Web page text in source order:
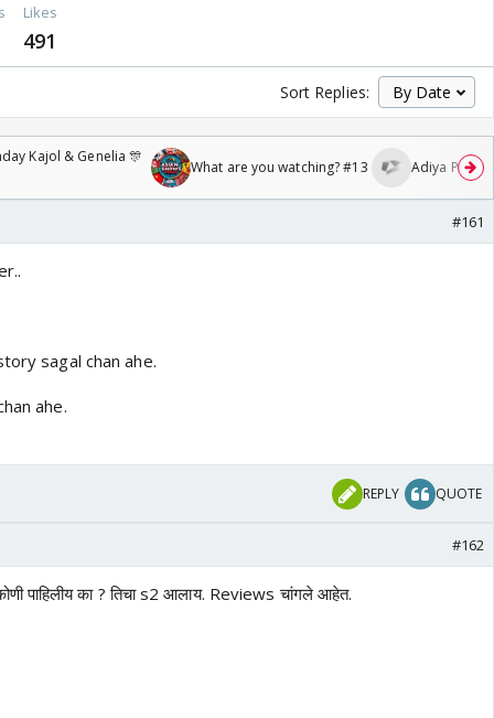
Likes
491
Sort Replies:
Kajol & Genelia 🎊
What are you watching? #13 Adiya Poosh
#161
sagal chan ahe.
ahe.
REPLY QUOTE
#162
पाहिलीय का ? तिचा s2 आलाय. Reviews चांगले आहेत.